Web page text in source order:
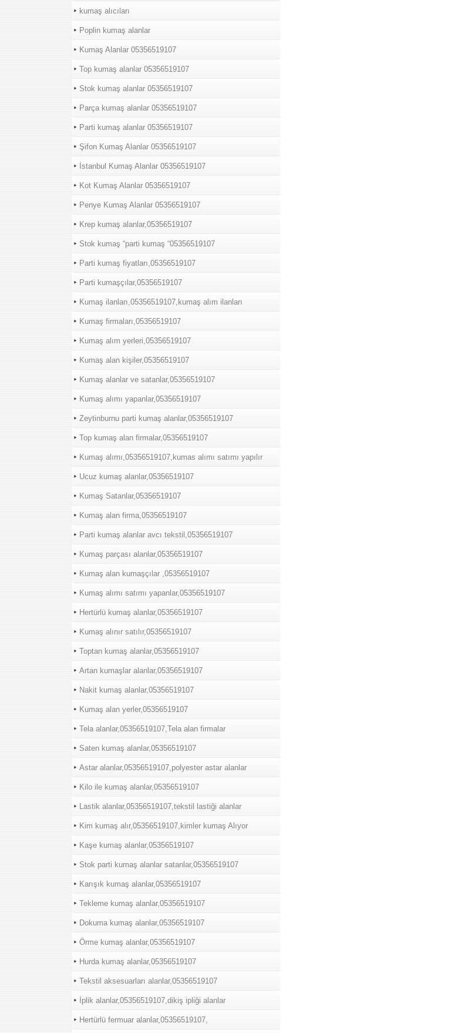
kumaş alıcıları
Poplin kumaş alanlar
Kumaş Alanlar 05356519107
Top kumaş alanlar 05356519107
Stok kumaş alanlar 05356519107
Parça kumaş alanlar 05356519107
Parti kumaş alanlar 05356519107
Şifon Kumaş Alanlar 05356519107
İstanbul Kumaş Alanlar 05356519107
Kot Kumaş Alanlar 05356519107
Penye Kumaş Alanlar 05356519107
Krep kumaş alanlar,05356519107
Stok kumaş “parti kumaş “05356519107
Parti kumaş fiyatları,05356519107
Parti kumaşçılar,05356519107
Kumaş ilanları,05356519107,kumaş alım ilanları
Kumaş firmaları,05356519107
Kumaş alım yerleri,05356519107
Kumaş alan kişiler,05356519107
Kumaş alanlar ve satanlar,05356519107
Kumaş alımı yapanlar,05356519107
Zeytinburnu parti kumaş alanlar,05356519107
Top kumaş alan firmalar,05356519107
Kumaş alımı,05356519107,kumas alımı satımı yapılır
Ucuz kumaş alanlar,05356519107
Kumaş Satanlar,05356519107
Kumaş alan firma,05356519107
Parti kumaş alanlar avcı tekstil,05356519107
Kumaş parçası alanlar,05356519107
Kumaş alan kumaşçılar ,05356519107
Kumaş alımı satımı yapanlar,05356519107
Hertürlü kumaş alanlar,05356519107
Kumaş alınır satılır,05356519107
Toptan kumaş alanlar,05356519107
Artan kumaşlar alanlar,05356519107
Nakit kumaş alanlar,05356519107
Kumaş alan yerler,05356519107
Tela alanlar,05356519107,Tela alan firmalar
Saten kumaş alanlar,05356519107
Astar alanlar,05356519107,polyester astar alanlar
Kilo ile kumaş alanlar,05356519107
Lastik alanlar,05356519107,tekstil lastiği alanlar
Kim kumaş alır,05356519107,kimler kumaş Alıyor
Kaşe kumaş alanlar,05356519107
Stok parti kumaş alanlar satanlar,05356519107
Karışık kumaş alanlar,05356519107
Tekleme kumaş alanlar,05356519107
Dokuma kumaş alanlar,05356519107
Örme kumaş alanlar,05356519107
Hurda kumaş alanlar,05356519107
Tekstil aksesuarları alanlar,05356519107
İplik alanlar,05356519107,dikiş ipliği alanlar
Hertürlü fermuar alanlar,05356519107,